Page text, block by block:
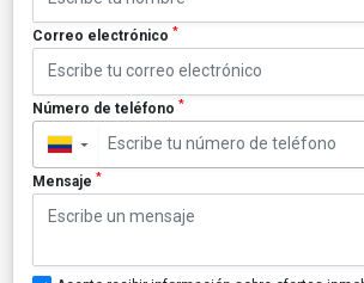
Correo electrónico *
Número de teléfono *
▼
Mensaje *